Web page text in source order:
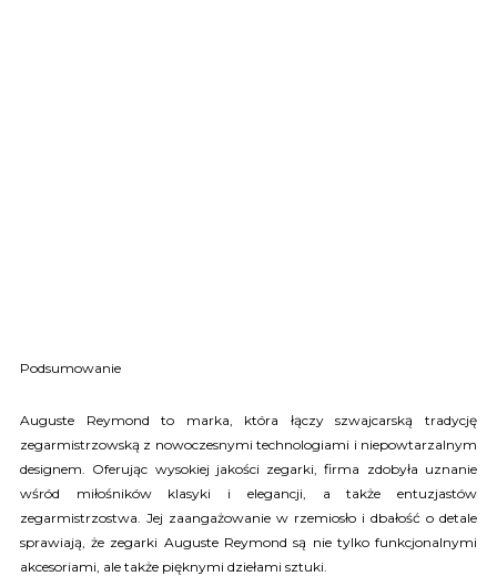
Podsumowanie
Auguste Reymond to marka, która łączy szwajcarską tradycję
zegarmistrzowską z nowoczesnymi technologiami i niepowtarzalnym
designem. Oferując wysokiej jakości zegarki, firma zdobyła uznanie
wśród miłośników klasyki i elegancji, a także entuzjastów
zegarmistrzostwa. Jej zaangażowanie w rzemiosło i dbałość o detale
sprawiają, że zegarki Auguste Reymond są nie tylko funkcjonalnymi
akcesoriami, ale także pięknymi dziełami sztuki.